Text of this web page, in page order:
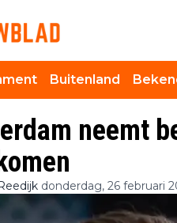
Buitenland
neemt
donderdag, 26 februari